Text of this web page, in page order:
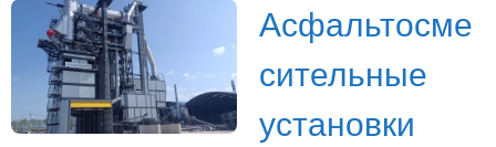
Асфальтосме
сительные
установки